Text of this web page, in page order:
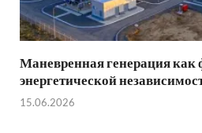
Маневренная генерация как
энергетической
15.06.2026